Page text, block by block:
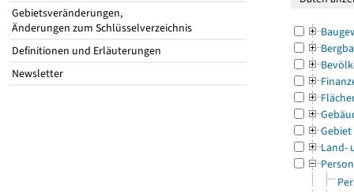
Gebietsveränderungen,
Änderungen zum Schlüsselverzeichnis
Definitionen und Erläuterungen
Newsletter
Gebiet
Land-